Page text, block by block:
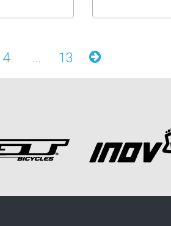
4 ... 13